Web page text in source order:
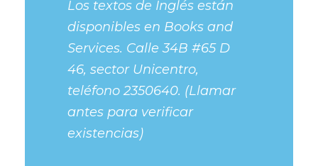
Los textos de Inglés están
disponibles en Books and
Services. Calle 34B #65 D
46, sector Unicentro,
teléfono 2350640. (Llamar
antes para verificar
existencias)